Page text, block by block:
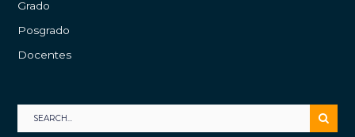
Grado
Posgrado
Docentes